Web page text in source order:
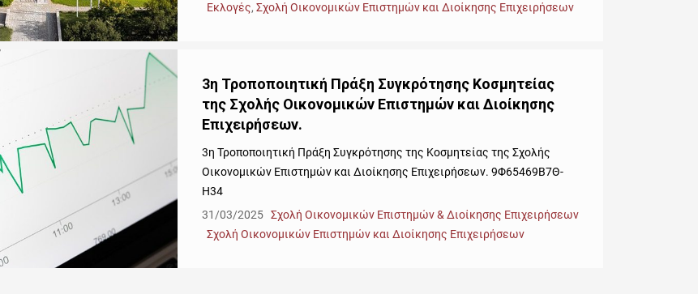
Εκλογές, Σχολή Οικονομικών Επιστημών και Διοίκησης Επιχειρήσεων
3η Τροποποιητική Πράξη Συγκρότησης Κοσμητείας
της Σχολής Οικονομικών Επιστημών και Διοίκησης
Επιχειρήσεων.
3η Τροποποιητική Πράξη Συγκρότησης της Κοσμητείας της Σχολής
Οικονομικών Επιστημών και Διοίκησης Επιχειρήσεων. 9Φ65469Β7Θ-
Η34
31/03/2025 Σχολή Οικονομικών Επιστημών & Διοίκησης Επιχειρήσεων
Σχολή Οικονομικών Επιστημών και Διοίκησης Επιχειρήσεων